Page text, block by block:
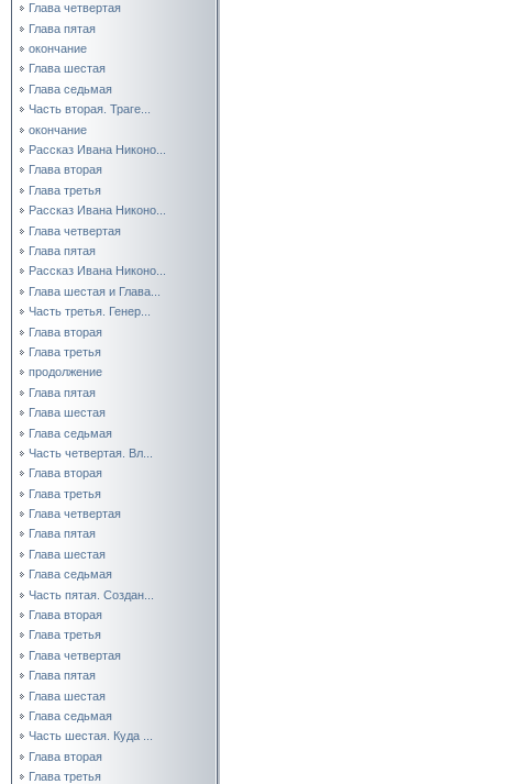
Глава четвертая
Глава пятая
окончание
Глава шестая
Глава седьмая
Часть вторая. Траге...
окончание
Рассказ Ивана Никоно...
Глава вторая
Глава третья
Рассказ Ивана Никоно...
Глава четвертая
Глава пятая
Рассказ Ивана Никоно...
Глава шестая и Глава...
Часть третья. Генер...
Глава вторая
Глава третья
продолжение
Глава пятая
Глава шестая
Глава седьмая
Часть четвертая. Вл...
Глава вторая
Глава третья
Глава четвертая
Глава пятая
Глава шестая
Глава седьмая
Часть пятая. Создан...
Глава вторая
Глава третья
Глава четвертая
Глава пятая
Глава шестая
Глава седьмая
Часть шестая. Куда ...
Глава вторая
Глава третья